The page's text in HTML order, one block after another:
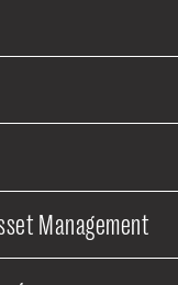
Management